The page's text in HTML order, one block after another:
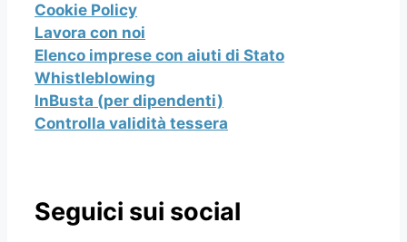
Cookie Policy
Lavora con noi
Elenco imprese con aiuti di Stato
Whistleblowing
InBusta (per dipendenti)
Controlla validità tessera
Seguici sui social